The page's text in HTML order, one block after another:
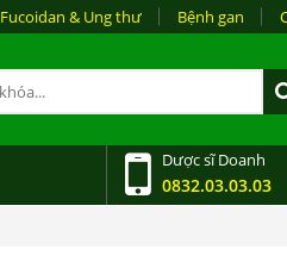
Fucoidan & Ung thư Bệnh gan
Dược sĩ Doanh
0832.03.03.03